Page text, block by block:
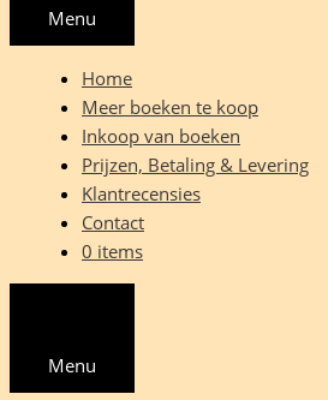
Menu
Home
Meer boeken te koop
Inkoop van boeken
Prijzen, Betaling & Levering
Klantrecensies
Contact
0 items
Menu